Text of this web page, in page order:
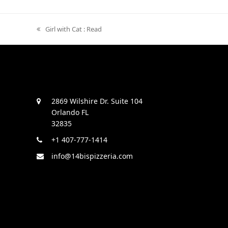
previous
Girl with Cat : Read
2869 Wilshire Dr. Suite 104
Orlando FL
32835
+1 407-777-1414
info@14bispizzeria.com